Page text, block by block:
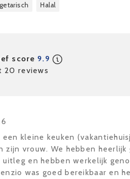
Halal
score 9.9
20 reviews
een kleine keuken
zijn vrouw. We hebben
uitleg en hebben werkelijk
was goed bereikbaar en